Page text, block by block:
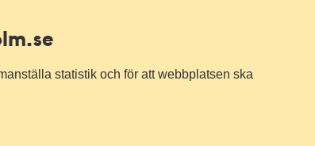
statistik och för att webbplatsen ska